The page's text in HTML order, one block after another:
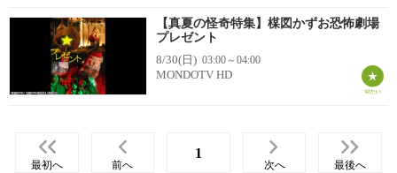
【真夏の怪奇特集】楳図かずお恐怖劇場
プレゼント
8/30(日) 03:00～04:00
MONDOTV HD
最初へ 前へ
1
次へ 最後へ